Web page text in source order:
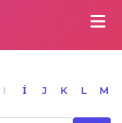
I İ J K L M